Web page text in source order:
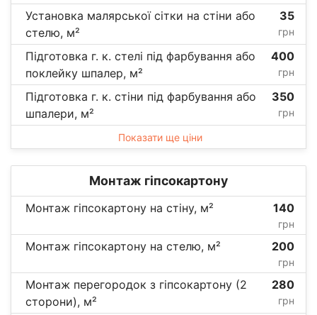
Установка малярської сітки на стіни або
стелю, м²
35
грн
Підготовка г. к. стелі під фарбування або
поклейку шпалер, м²
400
грн
Підготовка г. к. стіни під фарбування або
шпалери, м²
350
грн
Показати ще ціни
Монтаж гіпсокартону
Монтаж гіпсокартону на стіну, м² 140
грн
Монтаж гіпсокартону на стелю, м² 200
грн
Монтаж перегородок з гіпсокартону (2
сторони), м²
280
грн